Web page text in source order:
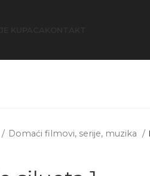
Domaći filmovi, serije, muzika